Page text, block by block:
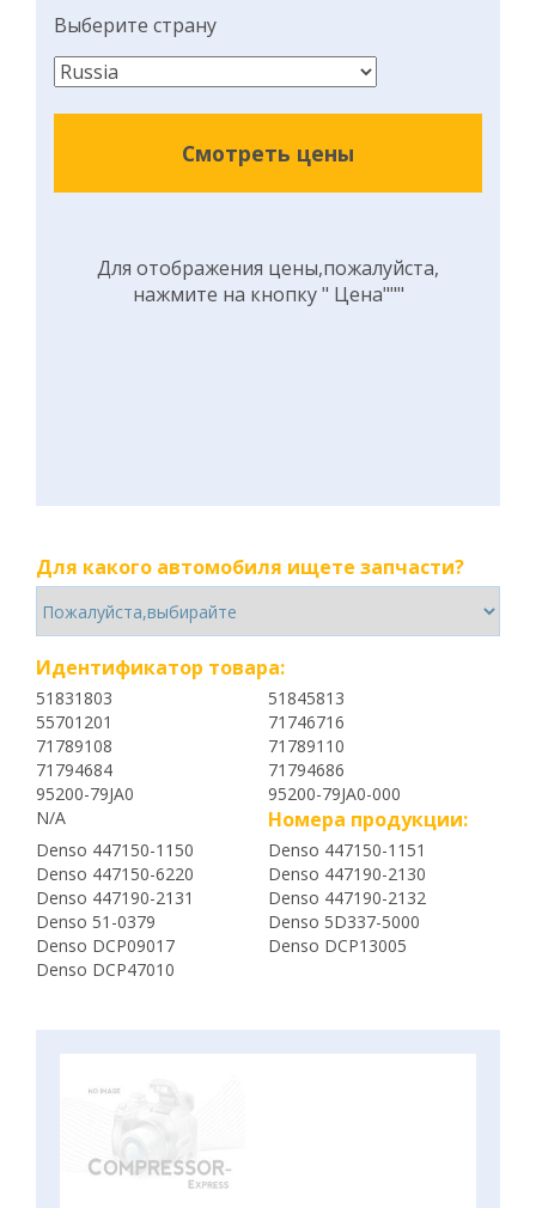
Выберите страну
Смотреть цены
Для отображения цены,пожалуйста,
нажмите на кнопку " Цена"""
Для какого автомобиля ищете запчасти?
Идентификатор товара:
51831803
51845813
55701201
71746716
71789108
71789110
71794684
71794686
95200-79JA0
95200-79JA0-000
N/A
Номера продукции:
Denso 447150-1150
Denso 447150-1151
Denso 447150-6220
Denso 447190-2130
Denso 447190-2131
Denso 447190-2132
Denso 51-0379
Denso 5D337-5000
Denso DCP09017
Denso DCP13005
Denso DCP47010